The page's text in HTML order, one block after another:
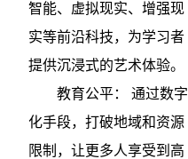
智能、虚拟现实、增强现
实等前沿科技，为学习者
提供沉浸式的艺术体验。
教育公平： 通过数字
化手段，打破地域和资源
限制，让更多人享受到高